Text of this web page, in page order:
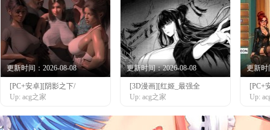
更新时间：2026-08-08
[PC+安卓][阴影之下/
Up: acg之家
更新时间：2026-08-08
[3D漫画][红姬_最强全
Up: acg之家
更新时
[PC+
Up: